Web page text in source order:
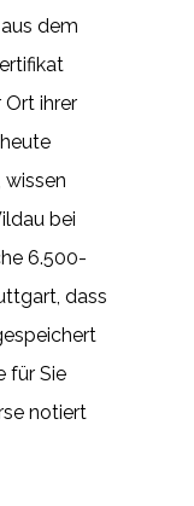
dem
ihrer
wissen
bei
6.500-
dass
für Sie
notiert